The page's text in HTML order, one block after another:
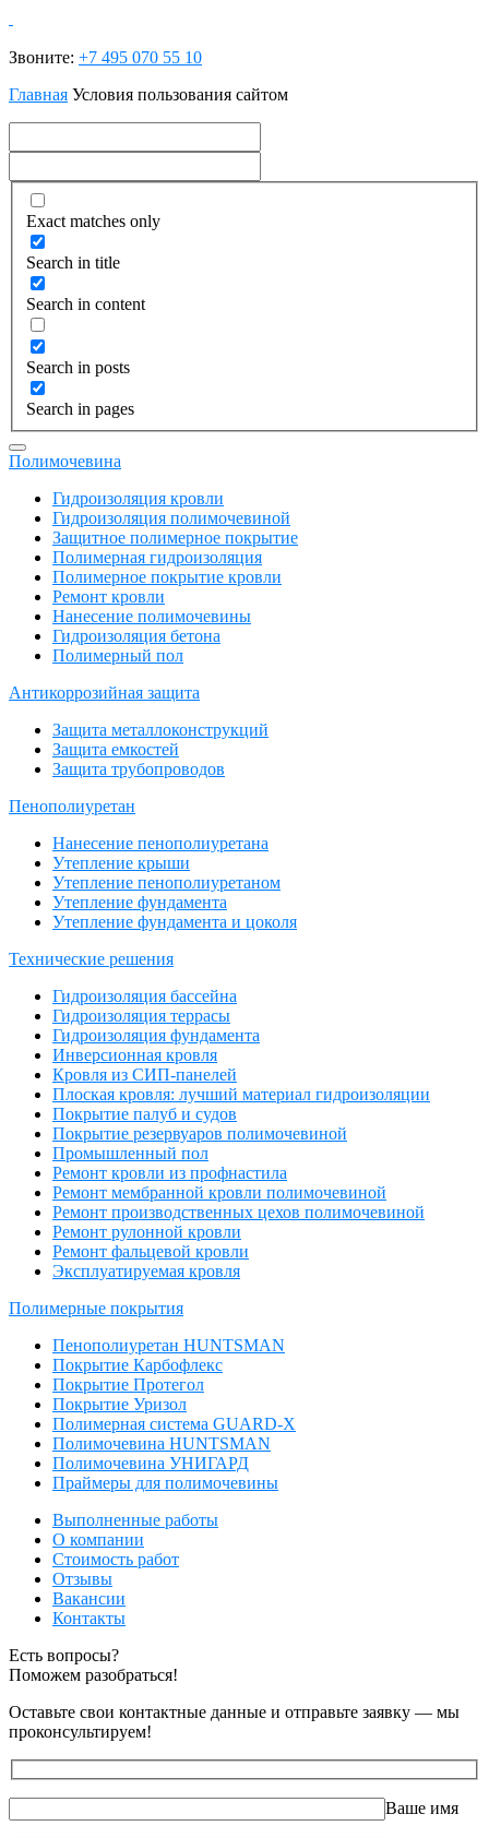
Звоните: +7 495 070 55 10
Главная Условия пользования сайтом
Exact matches only
Search in title
Search in content
Search in posts
Search in pages
Полимочевина
Гидроизоляция кровли
Гидроизоляция полимочевиной
Защитное полимерное покрытие
Полимерная гидроизоляция
Полимерное покрытие кровли
Ремонт кровли
Нанесение полимочевины
Гидроизоляция бетона
Полимерный пол
Антикоррозийная защита
Защита металлоконструкций
Защита емкостей
Защита трубопроводов
Пенополиуретан
Нанесение пенополиуретана
Утепление крыши
Утепление пенополиуретаном
Утепление фундамента
Утепление фундамента и цоколя
Технические решения
Гидроизоляция бассейна
Гидроизоляция террасы
Гидроизоляция фундамента
Инверсионная кровля
Кровля из СИП-панелей
Плоская кровля: лучший материал гидроизоляции
Покрытие палуб и судов
Покрытие резервуаров полимочевиной
Промышленный пол
Ремонт кровли из профнастила
Ремонт мембранной кровли полимочевиной
Ремонт производственных цехов полимочевиной
Ремонт рулонной кровли
Ремонт фальцевой кровли
Эксплуатируемая кровля
Полимерные покрытия
Пенополиуретан HUNTSMAN
Покрытие Карбофлекс
Покрытие Протегол
Покрытие Уризол
Полимерная система GUARD-X
Полимочевина HUNTSMAN
Полимочевина УНИГАРД
Праймеры для полимочевины
Выполненные работы
О компании
Стоимость работ
Отзывы
Вакансии
Контакты
Есть вопросы?
Поможем разобраться!
Оставьте свои контактные данные и отправьте заявку — мы
проконсультируем!
Ваше имя